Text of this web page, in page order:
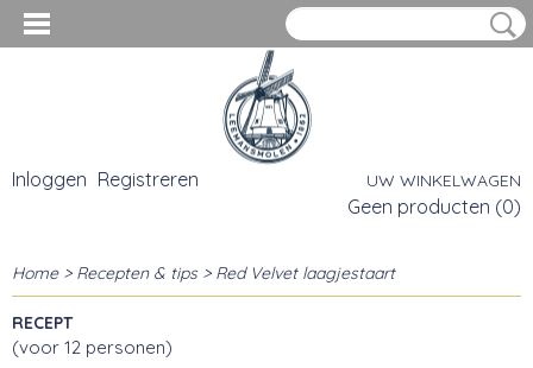
Inloggen Registreren UW WINKELWAGEN
Geen producten (0)
Home> Recepten & tips> Red Velvet laagjestaart
RECEPT
(voor 12 personen)